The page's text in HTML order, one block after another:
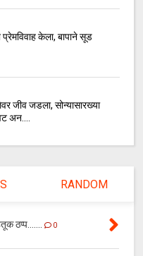
केला, बापाने सूड
जीव जडला, सोन्यासारख्या
अन....
RANDOM
ठप्प....... 0